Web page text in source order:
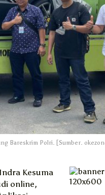
Bareskrim Polri. [Sumber.
Kesuma
online,